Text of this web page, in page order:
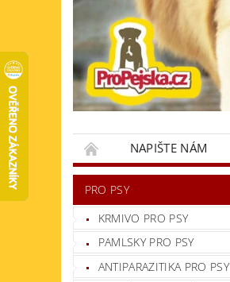
NAPIŠTE NÁM
KONTAKTY
PRO PSY
KRMIVO PRO PSY
PAMLSKY PRO PSY
ANTIPARAZITIKA PRO PSY